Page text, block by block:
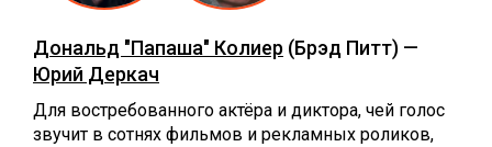
Дональд "Папаша" Колиер (Брэд Питт) —
Юрий Деркач
Для востребованного актёра и диктора, чей голос
звучит в сотнях фильмов и рекламных роликов,